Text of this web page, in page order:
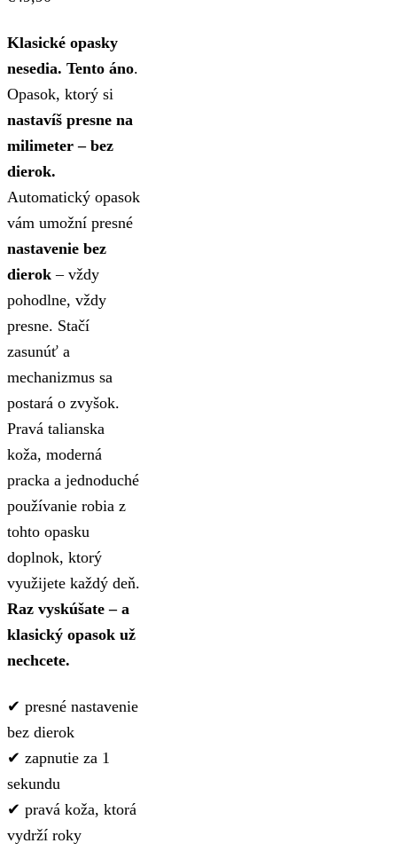
Klasické opasky
nesedia. Tento áno.
Opasok, ktorý si
nastavíš presne na
milimeter – bez
dierok.
Automatický opasok
vám umožní presné
nastavenie bez
dierok – vždy
pohodlne, vždy
presne. Stačí
zasunúť a
mechanizmus sa
postará o zvyšok.
Pravá talianska
koža, moderná
pracka a jednoduché
používanie robia z
tohto opasku
doplnok, ktorý
využijete každý deň.
Raz vyskúšate – a
klasický opasok už
nechcete.
✔ presné nastavenie
bez dierok
✔ zapnutie za 1
sekundu
✔ pravá koža, ktorá
vydrží roky